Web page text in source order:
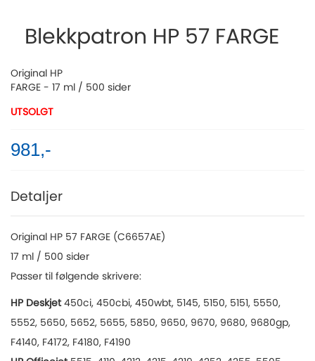
beginning
images
gallery
Blekkpatron HP 57 FARGE
Original HP
FARGE - 17 ml / 500 sider
UTSOLGT
981,-
Detaljer
Original HP 57 FARGE (C6657AE)
17 ml / 500 sider
Passer til følgende skrivere:
HP Deskjet450ci, 450cbi, 450wbt, 5145, 5150, 5151, 5550,
5552, 5650, 5652, 5655, 5850, 9650, 9670, 9680, 9680gp,
F4140, F4172, F4180, F4190